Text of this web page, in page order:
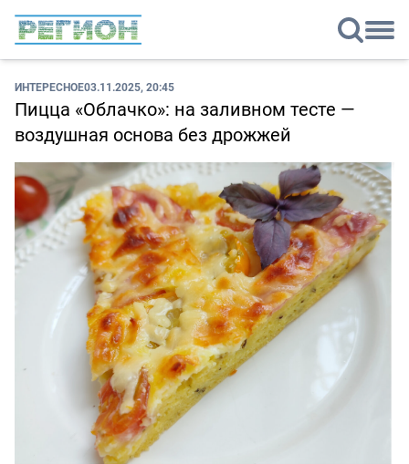
ИНТЕРЕСНОЕ03.11.2025, 20:45
Пицца «Облачко»: на заливном тесте —
воздушная основа без дрожжей